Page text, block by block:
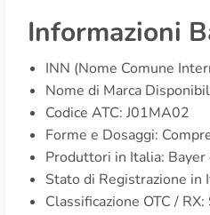
Informazioni
INN (Nome Comune
Nome di Marca
Codice ATC: J01MA02
Forme e Dosaggi:
Produttori in Italia: Bayer
Stato di Registrazione
Classificazione OTC /